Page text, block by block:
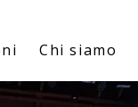
Chi siamo